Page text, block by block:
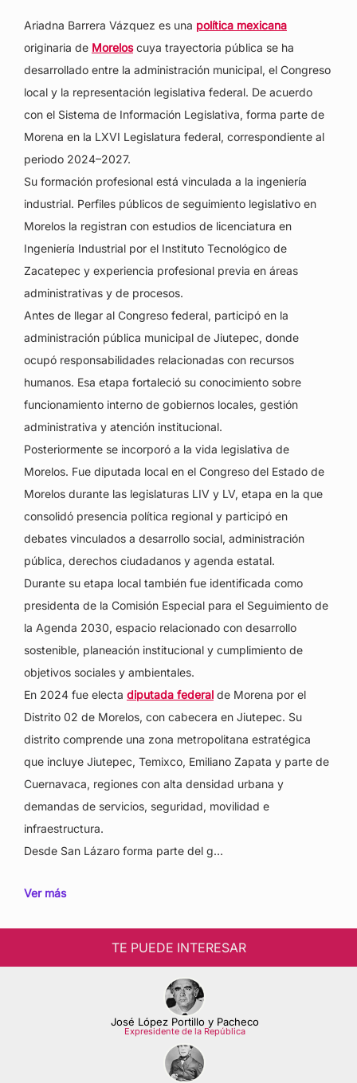
Ariadna Barrera Vázquez es una política mexicana
originaria de Moreloscuya trayectoria pública se ha
desarrollado entre la administración municipal, el Congreso
local y la representación legislativa federal. De acuerdo
con el Sistema de Información Legislativa, forma parte de
Morena en la LXVI Legislatura federal, correspondiente al
periodo 2024–2027.
Su formación profesional está vinculada a la ingeniería
industrial. Perfiles públicos de seguimiento legislativo en
Morelos la registran con estudios de licenciatura en
Ingeniería Industrial por el Instituto Tecnológico de
Zacatepec y experiencia profesional previa en áreas
administrativas y de procesos.
Antes de llegar al Congreso federal, participó en la
administración pública municipal de Jiutepec, donde
ocupó responsabilidades relacionadas con recursos
humanos. Esa etapa fortaleció su conocimiento sobre
funcionamiento interno de gobiernos locales, gestión
administrativa y atención institucional.
Posteriormente se incorporó a la vida legislativa de
Morelos. Fue diputada local en el Congreso del Estado de
Morelos durante las legislaturas LIV y LV, etapa en la que
consolidó presencia política regional y participó en
debates vinculados a desarrollo social, administración
pública, derechos ciudadanos y agenda estatal.
Durante su etapa local también fue identificada como
presidenta de la Comisión Especial para el Seguimiento de
la Agenda 2030, espacio relacionado con desarrollo
sostenible, planeación institucional y cumplimiento de
objetivos sociales y ambientales.
En 2024 fue electa diputada federal de Morena por el
Distrito 02 de Morelos, con cabecera en Jiutepec. Su
distrito comprende una zona metropolitana estratégica
que incluye Jiutepec, Temixco, Emiliano Zapata y parte de
Cuernavaca, regiones con alta densidad urbana y
demandas de servicios, seguridad, movilidad e
infraestructura.
Desde San Lázaro forma parte del g…
Ver más
TE PUEDE INTERESAR
José López Portillo y Pacheco
Expresidente de la República